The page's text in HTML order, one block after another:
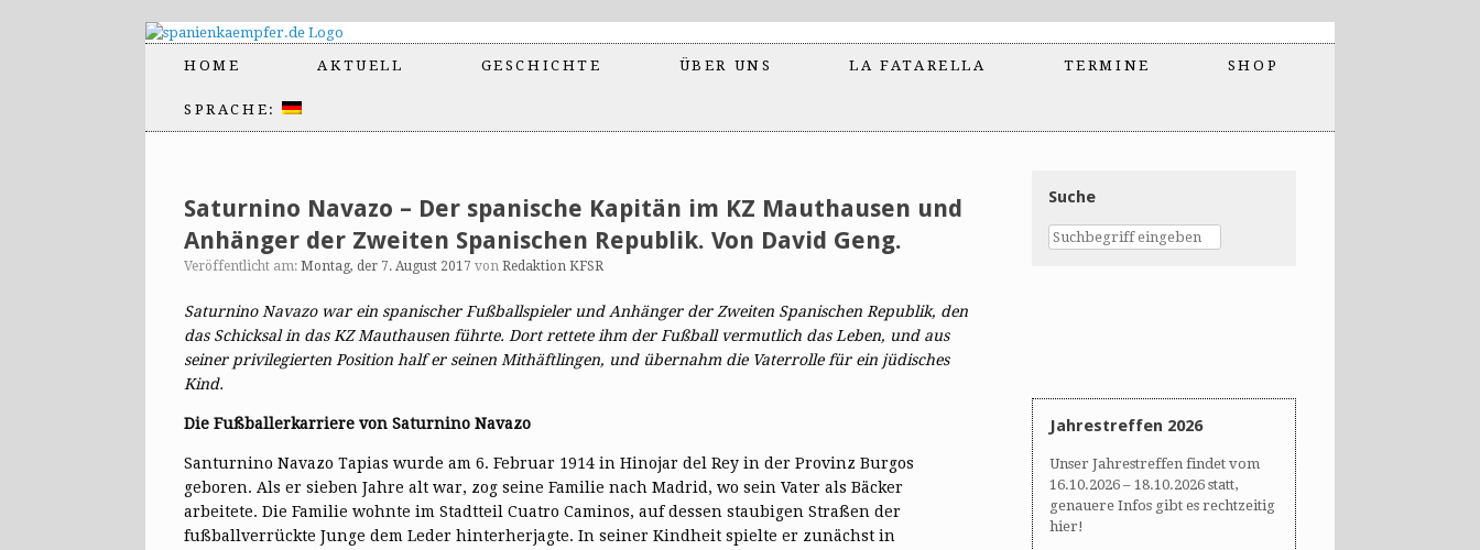
HOME AKTUELL GESCHICHTE ÜBER UNS LA FATARELLA TERMINE SHOP
SPRACHE:
Saturnino Navazo – Der spanische Kapitän im KZ Mauthausen und
Anhänger der Zweiten Spanischen Republik. Von David Geng.
Veröffentlicht am: Montag, der 7. August 2017 von Redaktion KFSR
Saturnino Navazo war ein spanischer Fußballspieler und Anhänger der Zweiten Spanischen Republik, den
das Schicksal in das KZ Mauthausen führte. Dort rettete ihm der Fußball vermutlich das Leben, und aus
seiner privilegierten Position half er seinen Mithäftlingen, und übernahm die Vaterrolle für ein jüdisches
Kind.
Die Fußballerkarriere von Saturnino Navazo
Santurnino Navazo Tapias wurde am 6. Februar 1914 in Hinojar del Rey in der Provinz Burgos
geboren. Als er sieben Jahre alt war, zog seine Familie nach Madrid, wo sein Vater als Bäcker
arbeitete. Die Familie wohnte im Stadtteil Cuatro Caminos, auf dessen staubigen Straßen der
fußballverrückte Junge dem Leder hinterherjagte. In seiner Kindheit spielte er zunächst in
Suche
Jahrestreffen 2026
Unser Jahrestreffen findet vom
16.10.2026 – 18.10.2026 statt,
genauere Infos gibt es rechtzeitig
hier!